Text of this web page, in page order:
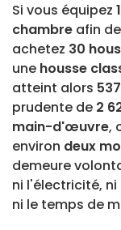
Si vous équipez
chambre afin
achetez 30
une housse
atteint alors
prudente de 2
main-d'œuvre,
environ deux
demeure
ni l'électricité,
ni le temps de